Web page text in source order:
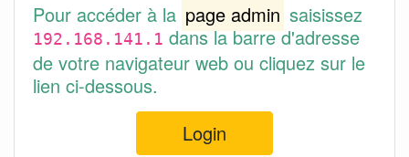
Pour accéder à la page admin saisissez
192.168.141.1 dans la barre d'adresse
de votre navigateur web ou cliquez sur le
lien ci-dessous.
Login